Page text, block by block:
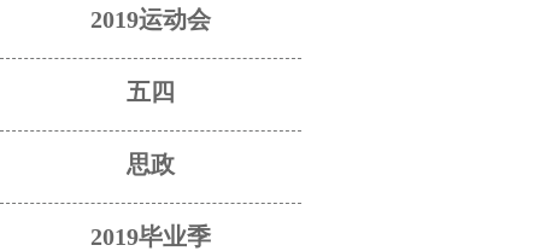
2019运动会
五四
思政
2019毕业季